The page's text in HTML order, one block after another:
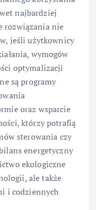
najbardziej
rozwiązania nie
jeśli użytkownicy
wymogów
optymalizacji
są programy
oraz wsparcie
którzy potrafią
sterowania czy
energetyczny
ekologiczne
ale także
i codziennych